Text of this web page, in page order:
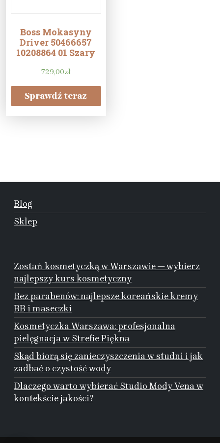
Boss Mokasyny
Driver 50466657
10208864 01 Szary
729,00zł
Sprawdź teraz
Blog
Sklep
Zostań kosmetyczką w Warszawie — wybierz
najlepszy kurs kosmetyczny
Bez parabenów: najlepsze koreańskie kremy
BB i maseczki
Kosmetyczka Warszawa: profesjonalna
pielęgnacja w Strefie Piękna
Skąd biorą się zanieczyszczenia w studni i jak
zadbać o czystość wody
Dlaczego warto wybierać Studio Mody Vena w
kontekście jakości?